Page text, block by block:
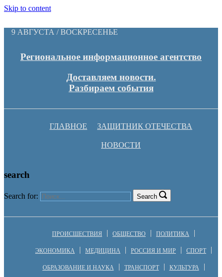
Skip to content
9 АВГУСТА / ВОСКРЕСЕНЬЕ
Региональное информационное агентство
Доставляем новости.
Разбираем события
ГЛАВНОЕ ЗАЩИТНИК ОТЕЧЕСТВА
НОВОСТИ
search
Search for: Search
ПРОИСШЕСТВИЯ ОБЩЕСТВО ПОЛИТИКА
ЭКОНОМИКА МЕДИЦИНА РОССИЯ И МИР СПОРТ
ОБРАЗОВАНИЕ И НАУКА ТРАНСПОРТ КУЛЬТУРА